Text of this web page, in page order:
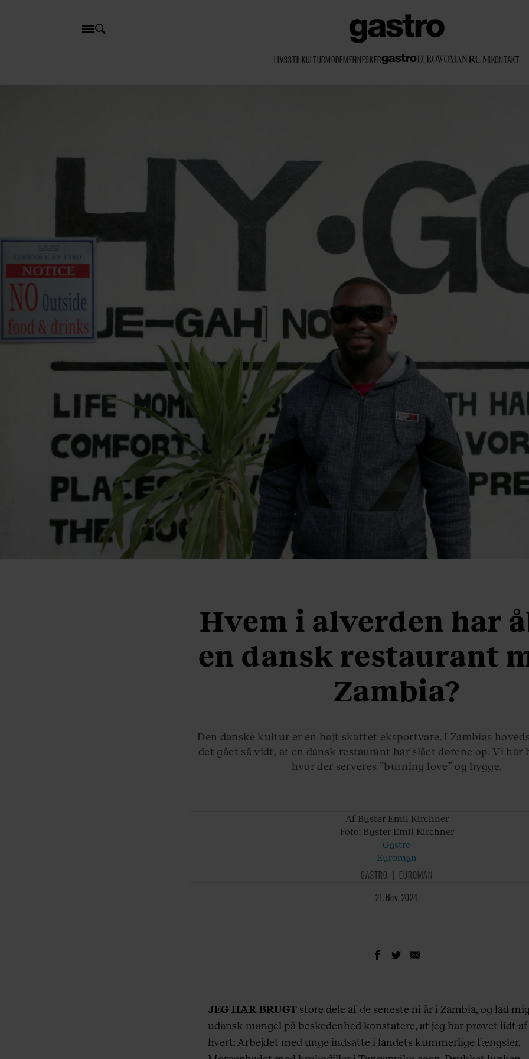
LIVSSTIL KULTURMODEMENNESKER KONTAKT
Hvem i alverden har
en dansk restaurant
Zambia?
Den danske kultur er en højt skattet eksportvare. I Zambias
det gået så vidt, at en dansk restaurant har slået dørene op. Vi har
hvor der serveres ”burning love” og hygge.
Af Buster Emil Kirchner
Foto: Buster Emil Kirchner
Gastro
Euroman
GASTRO
EUROMAN
21. Nov. 2024
JEG HAR BRUGT store dele af de seneste ni år i Zambia, og lad
udansk mangel på beskedenhed konstatere, at jeg har prøvet lidt af
hvert: Arbejdet med unge indsatte i landets kummerlige fængsler.